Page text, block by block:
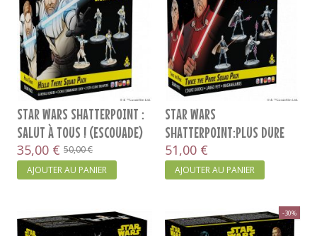
STAR WARS SHATTERPOINT :
SALUT À TOUS ! (ESCOUADE)
35,00 € 50,00 €
AJOUTER AU PANIER
STAR WARS
SHATTERPOINT:PLUS DURE
SERA LA CHUTE (ESCOUADE)...
51,00 €
AJOUTER AU PANIER
-30%